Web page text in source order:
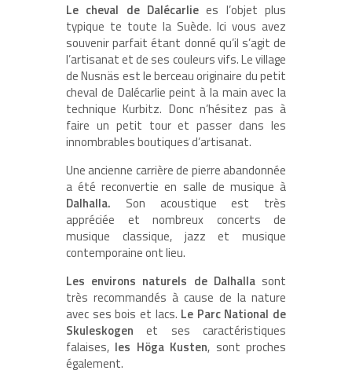
Le cheval de Dalécarlie es l’objet plus
typique te toute la Suède. Ici vous avez
souvenir parfait étant donné qu’il s’agit de
l’artisanat et de ses couleurs vifs. Le village
de Nusnäs est le berceau originaire du petit
cheval de Dalécarlie peint à la main avec la
technique Kurbitz. Donc n’hésitez pas à
faire un petit tour et passer dans les
innombrables boutiques d’artisanat.
Une ancienne carrière de pierre abandonnée
a été reconvertie en salle de musique à
Dalhalla. Son acoustique est très
appréciée et nombreux concerts de
musique classique, jazz et musique
contemporaine ont lieu.
Les environs naturels de Dalhallasont
très recommandés à cause de la nature
avec ses bois et lacs. Le Parc National de
Skuleskogen et ses caractéristiques
falaises, les Höga Kusten, sont proches
également.